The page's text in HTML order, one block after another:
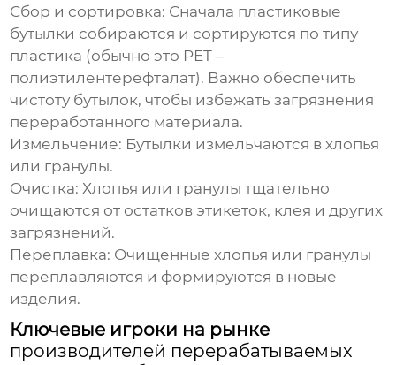
Сбор и сортировка: Сначала пластиковые
бутылки собираются и сортируются по типу
пластика (обычно это PET –
полиэтилентерефталат). Важно обеспечить
чистоту бутылок, чтобы избежать загрязнения
переработанного материала.
Измельчение: Бутылки измельчаются в хлопья
или гранулы.
Очистка: Хлопья или гранулы тщательно
очищаются от остатков этикеток, клея и других
загрязнений.
Переплавка: Очищенные хлопья или гранулы
переплавляются и формируются в новые
изделия.
Ключевые игроки на рынке
производителей перерабатываемых